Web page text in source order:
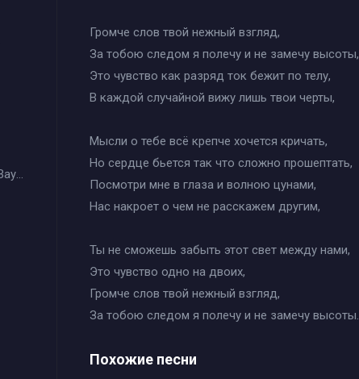
Adilet Zhaugashar, Alisher Bayniyazov
Громче слов твой нежный взгляд,
За тобою следом я полечу и не замечу высоты,
Это чувство как разряд ток бежит по телу,
В каждой случайной вижу лишь твои черты,
Мысли о тебе всё крепче хочется кричать,
Но сердце бьется так что сложно прошептать,
Посмотри мне в глаза и волною цунами,
Нас накроет о чем не расскажем другим,
Ты не сможешь забыть этот свет между нами,
Это чувство одно на двоих,
Громче слов твой нежный взгляд,
За тобою следом я полечу и не замечу высоты.
Похожие песни